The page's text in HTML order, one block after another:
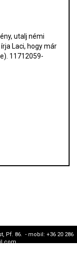
utalj némi
Laci, hogy már
11712059-
Pf. 86. - mobil: +36 20 286